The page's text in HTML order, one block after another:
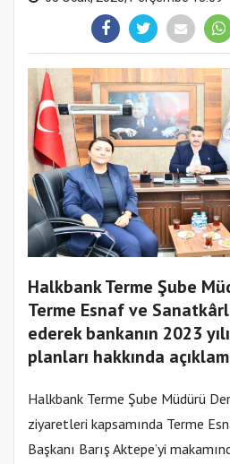
Halkbank Terme Şube
Terme Esnaf ve
ederek bankanın 2023
planları hakkında
Halkbank Terme Şube Müdürü
ziyaretleri kapsamında Terme
Başkanı Barış Aktepe’yi